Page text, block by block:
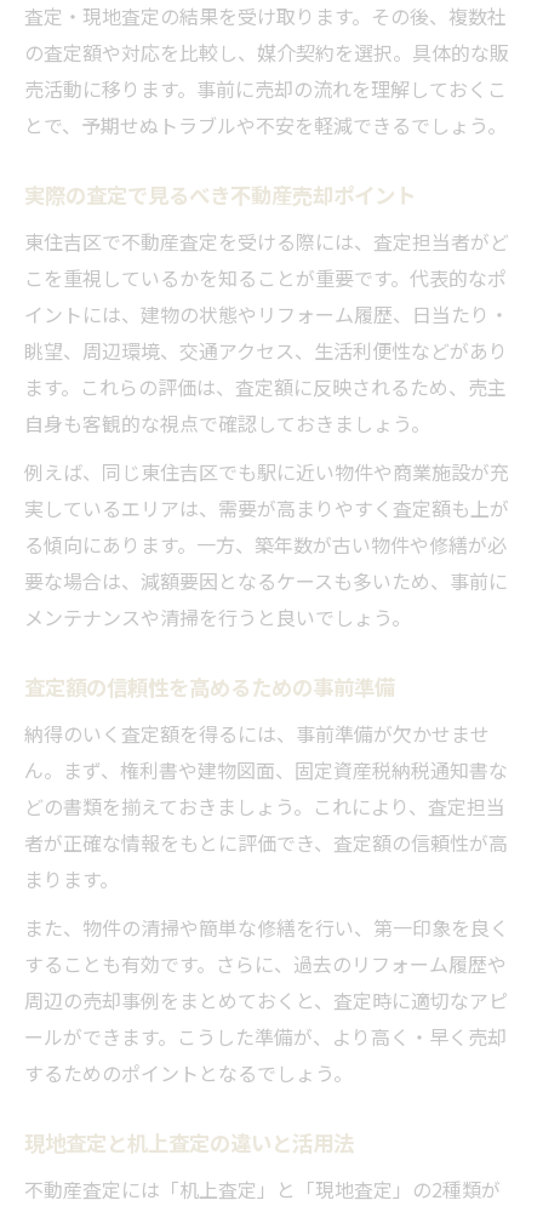
査定・現地査定の結果を受け取ります。その後、複数社
の査定額や対応を比較し、媒介契約を選択。具体的な販
売活動に移ります。事前に売却の流れを理解しておくこ
とで、予期せぬトラブルや不安を軽減できるでしょう。
実際の査定で見るべき不動産売却ポイント
東住吉区で不動産査定を受ける際には、査定担当者がど
こを重視しているかを知ることが重要です。代表的なポ
イントには、建物の状態やリフォーム履歴、日当たり・
眺望、周辺環境、交通アクセス、生活利便性などがあり
ます。これらの評価は、査定額に反映されるため、売主
自身も客観的な視点で確認しておきましょう。
例えば、同じ東住吉区でも駅に近い物件や商業施設が充
実しているエリアは、需要が高まりやすく査定額も上が
る傾向にあります。一方、築年数が古い物件や修繕が必
要な場合は、減額要因となるケースも多いため、事前に
メンテナンスや清掃を行うと良いでしょう。
査定額の信頼性を高めるための事前準備
納得のいく査定額を得るには、事前準備が欠かせませ
ん。まず、権利書や建物図面、固定資産税納税通知書な
どの書類を揃えておきましょう。これにより、査定担当
者が正確な情報をもとに評価でき、査定額の信頼性が高
まります。
また、物件の清掃や簡単な修繕を行い、第一印象を良く
することも有効です。さらに、過去のリフォーム履歴や
周辺の売却事例をまとめておくと、査定時に適切なアピ
ールができます。こうした準備が、より高く・早く売却
するためのポイントとなるでしょう。
現地査定と机上査定の違いと活用法
不動産査定には「机上査定」と「現地査定」の2種類が